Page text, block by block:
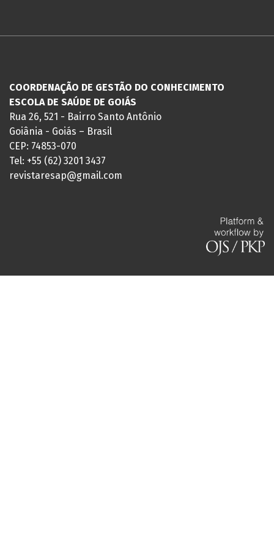
COORDENAÇÃO DE GESTÃO DO CONHECIMENTO
ESCOLA DE SAÚDE DE GOIÁS
Rua 26, 521 - Bairro Santo Antônio
Goiânia - Goiás – Brasil
CEP: 74853-070
Tel: +55 (62) 3201 3437
revistaresap@gmail.com